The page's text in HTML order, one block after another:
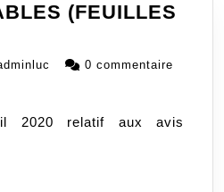
(FEUILLES
adminluc0 commentaire
2020 relatif aux avis